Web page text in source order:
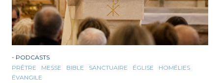
- PODCASTS
PRÊTRE
MESSE BIBLE SANCTUAIRE ÉGLISE
HOMÉLIES
ÉVANGILE